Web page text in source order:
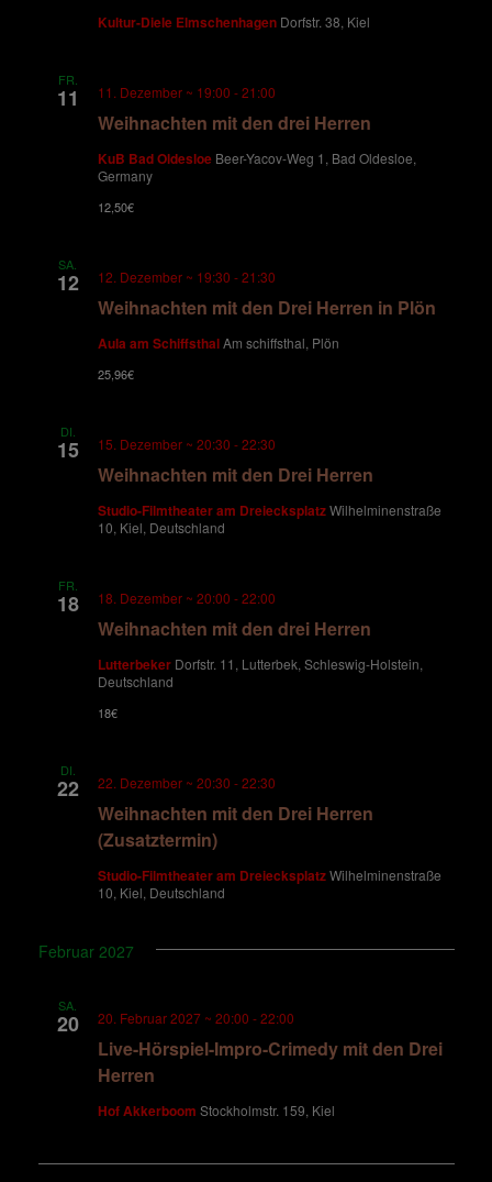
Kultur-Diele Elmschenhagen Dorfstr. 38, Kiel
FR.
11
Weihnachten mit den drei Herren
11. Dezember ~ 19:00 -21:00
KuB Bad Oldesloe Beer-Yacov-Weg 1, Bad Oldesloe,
Germany
12,50€
SA.
12
Weihnachten mit den Drei Herren in Plön
12. Dezember ~ 19:30 -21:30
Aula am SchiffsthalAm schiffsthal, Plön
25,96€
DI.
15
Weihnachten mit den Drei Herren
15. Dezember ~ 20:30 -22:30
Studio-Filmtheater am DreiecksplatzWilhelminenstraße
10, Kiel, Deutschland
FR.
18
Weihnachten mit den drei Herren
18. Dezember ~ 20:00 -22:00
Lutterbeker Dorfstr. 11, Lutterbek, Schleswig-Holstein,
Deutschland
18€
DI.
22
Weihnachten mit den Drei Herren
(Zusatztermin)
22. Dezember ~ 20:30 -22:30
Studio-Filmtheater am DreiecksplatzWilhelminenstraße
10, Kiel, Deutschland
Februar 2027
SA.
20
Live-Hörspiel-Impro-Crimedy mit den Drei
Herren
20. Februar 2027 ~ 20:00 -22:00
Hof Akkerboom Stockholmstr. 159, Kiel